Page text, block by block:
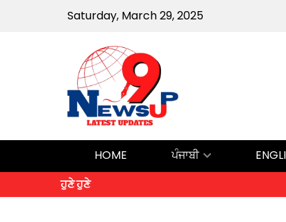
Saturday, March 29, 2025
HOME ਪੰਜਾਬੀ
ਹੁਣੇ ਹੁਣੇ